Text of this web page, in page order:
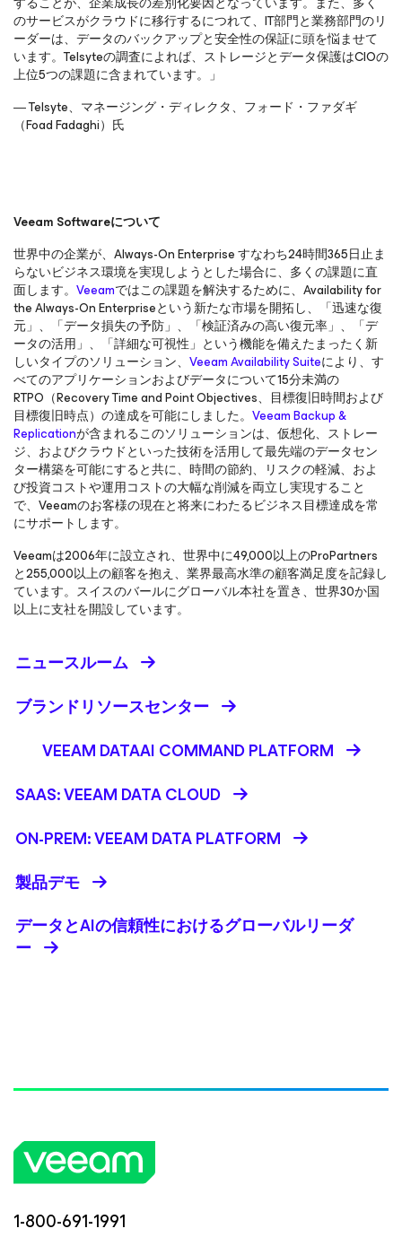
のサービスがクラウドに移行するにつれて、IT部門と業務部門のリ
ーダーは、データのバックアップと安全性の保証に頭を悩ませて
います。Telsyteの調査によれば、ストレージとデータ保護はCIOの
上位5つの課題に含まれています。」
― Telsyte、マネージング・ディレクタ、フォード・ファダギ
（Foad Fadaghi）氏
Veeam Softwareについて
世界中の企業が、Always-On Enterprise すなわち24時間365日止ま
らないビジネス環境を実現しようとした場合に、多くの課題に直
面します。 Veeamではこの課題を解決するために、Availability for
the Always-On Enterpriseという新たな市場を開拓し、「迅速な復
元」、「データ損失の予防」、「検証済みの高い復元率」、「デ
ータの活用」、「詳細な可視性」という機能を備えたまったく新
しいタイプのソリューション、 Veeam Availability Suiteにより、す
べてのアプリケーションおよびデータについて15分未満の
RTPO（Recovery Time and Point Objectives、目標復旧時間および
目標復旧時点）の達成を可能にしました。 Veeam Backup &
Replicationが含まれるこのソリューションは、仮想化、ストレー
ジ、およびクラウドといった技術を活用して最先端のデータセン
ター構築を可能にすると共に、時間の節約、リスクの軽減、およ
び投資コストや運用コストの大幅な削減を両立し実現すること
で、Veeamのお客様の現在と将来にわたるビジネス目標達成を常
にサポートします。
Veeamは2006年に設立され、世界中に49,000以上のProPartners
と255,000以上の顧客を抱え、業界最高水準の顧客満足度を記録し
ています。スイスのバールにグローバル本社を置き、世界30か国
以上に支社を開設しています。
ニュースルーム
ブランドリソースセンター
VEEAM DATAAI COMMAND PLATFORM
SAAS: VEEAM DATA CLOUD
ON-PREM: VEEAM DATA PLATFORM
製品デモ
データとAIの信頼性におけるグローバルリーダ
ー
1-800-691-1991